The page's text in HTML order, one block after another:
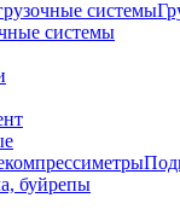
системы
буйрепы